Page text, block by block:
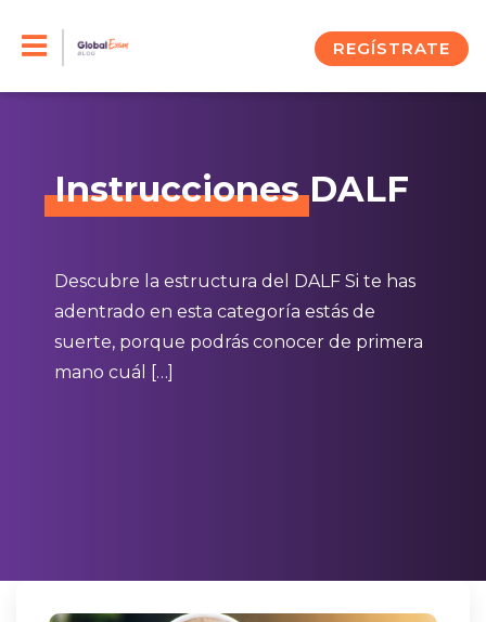
REGÍSTRATE
InstruccionesDALF
Descubre la estructura del DALF Si te has
adentrado en esta categoría estás de
suerte, porque podrás conocer de primera
mano cuál […]